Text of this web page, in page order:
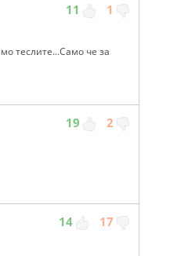
11 1
теслите...Само че за
19 2
14 17